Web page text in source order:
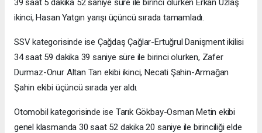
39 saat 5 dakika 52 saniye süre ile birinci olurken Erkan Uzlaş
ikinci, Hasan Yatgın yarışı üçüncü sırada tamamladı.
SSV kategorisinde ise Çağdaş Çağlar-Ertuğrul Danişment ikilisi
34 saat 59 dakika 39 saniye süre ile birinci olurken, Zafer
Durmaz-Onur Altan Tan ekibi ikinci, Necati Şahin-Armağan
Şahin ekibi üçüncü sırada yer aldı.
Otomobil kategorisinde ise Tarık Gökbay-Osman Metin ekibi
genel klasmanda 30 saat 52 dakika 20 saniye ile birinciliği elde